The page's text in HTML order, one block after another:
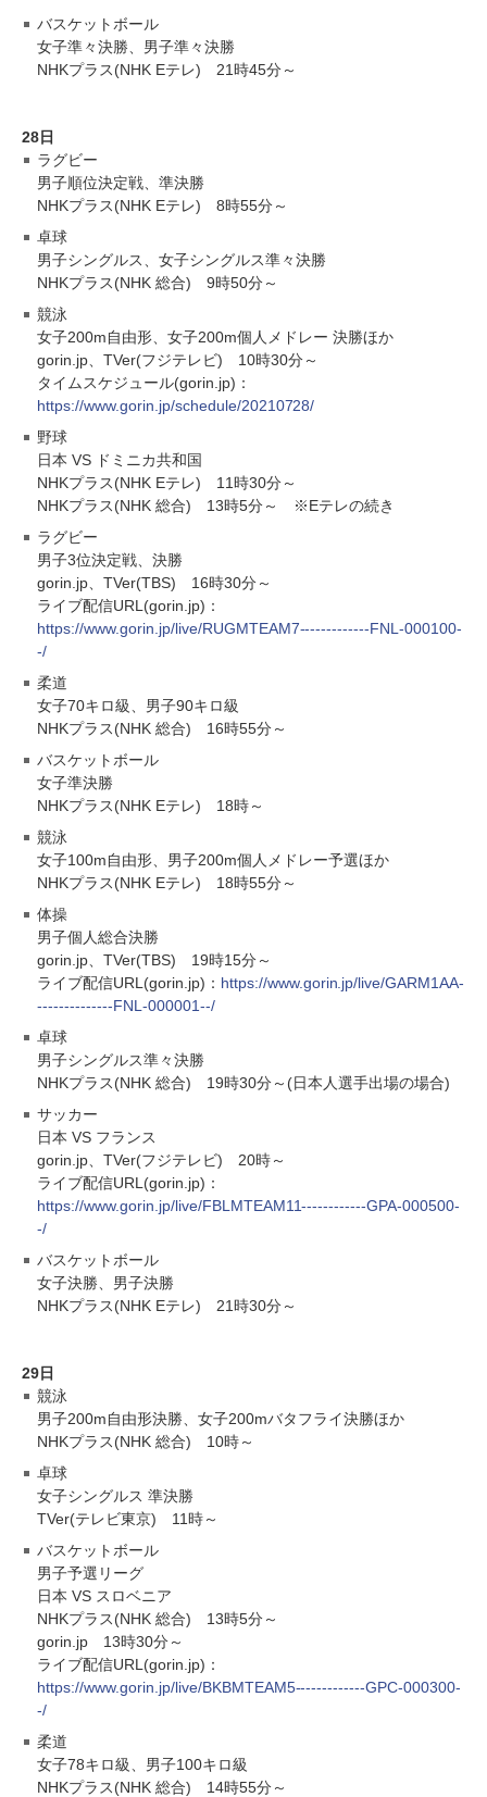
バスケットボール
女子準々決勝、男子準々決勝
NHKプラス(NHK Eテレ) 21時45分～
28日
ラグビー
男子順位決定戦、準決勝
NHKプラス(NHK Eテレ) 8時55分～
卓球
男子シングルス、女子シングルス準々決勝
NHKプラス(NHK 総合) 9時50分～
競泳
女子200m自由形、女子200m個人メドレー 決勝ほか
gorin.jp、TVer(フジテレビ) 10時30分～
タイムスケジュール(gorin.jp)：
https://www.gorin.jp/schedule/20210728/
野球
日本 VS ドミニカ共和国
NHKプラス(NHK Eテレ) 11時30分～
NHKプラス(NHK 総合) 13時5分～ ※Eテレの続き
ラグビー
男子3位決定戦、決勝
gorin.jp、TVer(TBS) 16時30分～
ライブ配信URL(gorin.jp)：
https://www.gorin.jp/live/RUGMTEAM7-------------FNL-000100-
-/
柔道
女子70キロ級、男子90キロ級
NHKプラス(NHK 総合) 16時55分～
バスケットボール
女子準決勝
NHKプラス(NHK Eテレ) 18時～
競泳
女子100m自由形、男子200m個人メドレー予選ほか
NHKプラス(NHK Eテレ) 18時55分～
体操
男子個人総合決勝
gorin.jp、TVer(TBS) 19時15分～
ライブ配信URL(gorin.jp)： https://www.gorin.jp/live/GARM1AA-
--------------FNL-000001--/
卓球
男子シングルス準々決勝
NHKプラス(NHK 総合) 19時30分～(日本人選手出場の場合)
サッカー
日本 VS フランス
gorin.jp、TVer(フジテレビ) 20時～
ライブ配信URL(gorin.jp)：
https://www.gorin.jp/live/FBLMTEAM11------------GPA-000500-
-/
バスケットボール
女子決勝、男子決勝
NHKプラス(NHK Eテレ) 21時30分～
29日
競泳
男子200m自由形決勝、女子200mバタフライ決勝ほか
NHKプラス(NHK 総合) 10時～
卓球
女子シングルス 準決勝
TVer(テレビ東京) 11時～
バスケットボール
男子予選リーグ
日本 VS スロベニア
NHKプラス(NHK 総合) 13時5分～
gorin.jp 13時30分～
ライブ配信URL(gorin.jp)：
https://www.gorin.jp/live/BKBMTEAM5-------------GPC-000300-
-/
柔道
女子78キロ級、男子100キロ級
NHKプラス(NHK 総合) 14時55分～